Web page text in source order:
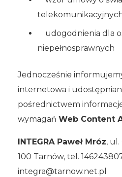
udogodnienia dla
niepełnosprawnych
Jednocześnie
internetowa i
pośrednictwem
wymagań Web Content
INTEGRA Paweł Mróz, ul.
100 Tarnów, tel.
integra@tarnow.net.pl